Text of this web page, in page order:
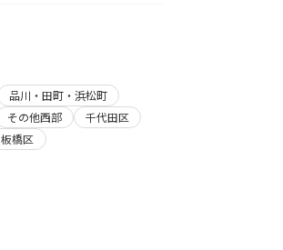
品川・田町・浜松町
その他西部
千代田区
板橋区